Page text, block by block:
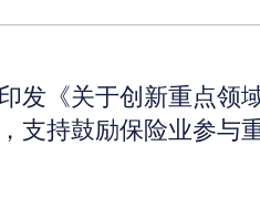
发《关于创新重点领
支持鼓励保险业参与